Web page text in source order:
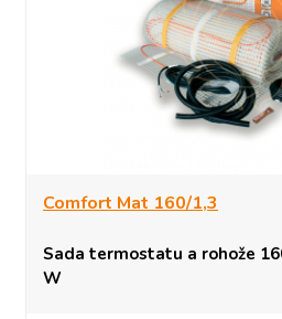
Comfort Mat 160/1,3
Sada termostatu a rohože
W